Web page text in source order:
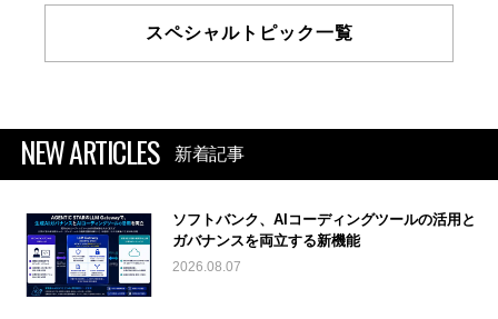
スペシャルトピック一覧
NEW ARTICLES 新着記事
ソフトバンク、AIコーディングツールの活用と
ガバナンスを両立する新機能
2026.08.07